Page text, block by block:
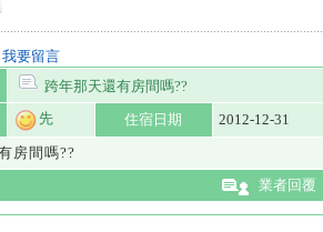
我要留言
跨年那天還有房間嗎??
先 住宿日期
2012-12-31
房間嗎??
業者回覆